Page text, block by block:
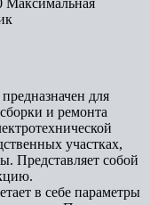
для
и ремонта
участках,
Представляет собой
в себе параметры